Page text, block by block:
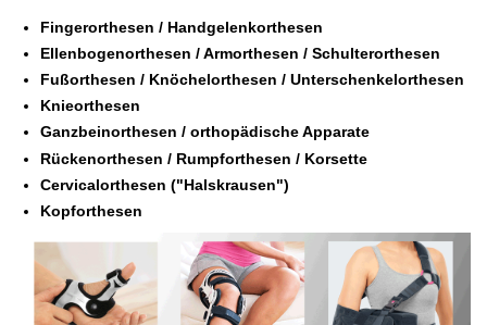
Fingerorthesen / Handgelenkorthesen
Ellenbogenorthesen / Armorthesen / Schulterorthesen
Fußorthesen / Knöchelorthesen / Unterschenkelorthesen
Knieorthesen
Ganzbeinorthesen / orthopädische Apparate
Rückenorthesen / Rumpforthesen / Korsette
Cervicalorthesen ("Halskrausen")
Kopforthesen